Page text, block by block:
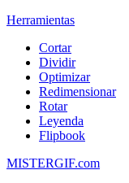
Herramientas
Cortar
Dividir
Optimizar
Redimensionar
Rotar
Leyenda
Flipbook
MISTERGIF.com